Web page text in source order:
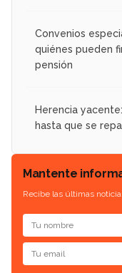
Convenios
quiénes pueden
pensión
Herencia
hasta que se
Mantente
Recibe las últimas